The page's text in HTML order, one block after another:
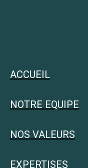
ACCUEIL
NOTRE EQUIPE
NOS VALEURS
EXPERTISES